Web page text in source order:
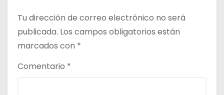
Tu dirección de correo electrónico no será
publicada. Los campos obligatorios están
marcados con *
Comentario *